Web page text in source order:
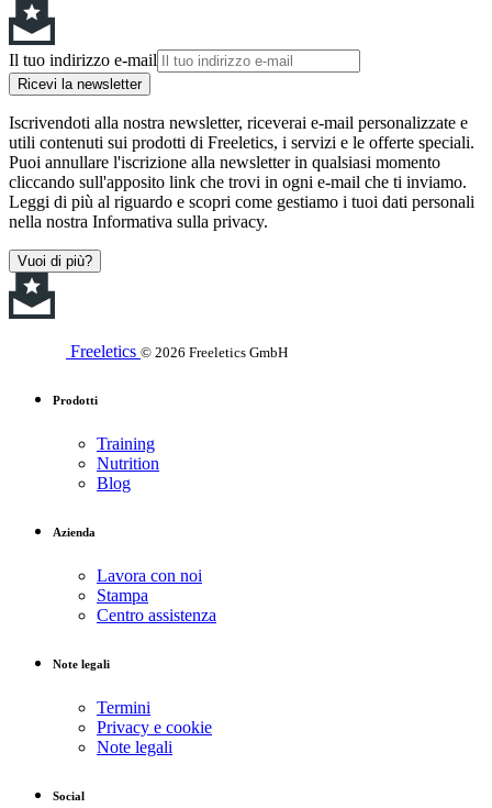
Il tuo indirizzo e-mail
Ricevi la newsletter
Iscrivendoti alla nostra newsletter, riceverai e-mail personalizzate e
utili contenuti sui prodotti di Freeletics, i servizi e le offerte speciali.
Puoi annullare l'iscrizione alla newsletter in qualsiasi momento
cliccando sull'apposito link che trovi in ogni e-mail che ti inviamo.
Leggi di più al riguardo e scopri come gestiamo i tuoi dati personali
nella nostra Informativa sulla privacy.
Vuoi di più?
Freeletics © 2026 Freeletics GmbH
Prodotti
Training
Nutrition
Blog
Azienda
Lavora con noi
Stampa
Centro assistenza
Note legali
Termini
Privacy e cookie
Note legali
Social